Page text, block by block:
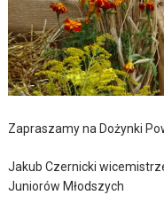
Zapraszamy na Dożynki
Jakub Czernicki
Juniorów Młodszych